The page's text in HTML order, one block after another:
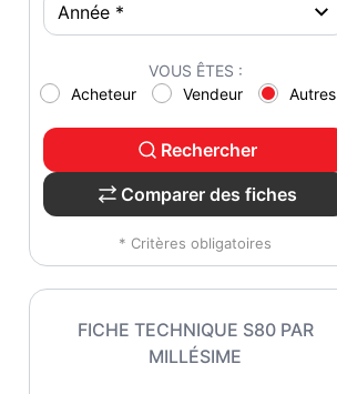
VOUS ÊTES :
Acheteur
Vendeur Autres
Rechercher
Comparer des fiches
* Critères obligatoires
FICHE TECHNIQUE S80 PAR
MILLÉSIME